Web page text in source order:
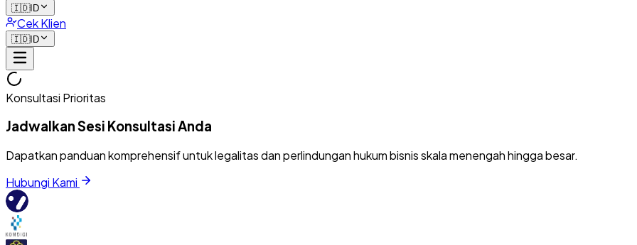
🇮🇩ID
Cek Klien
🇮🇩ID
Konsultasi Prioritas
Jadwalkan Sesi Konsultasi Anda
Dapatkan panduan komprehensif untuk legalitas dan perlindungan hukum bisnis skala menengah hingga besar.
Hubungi Kami